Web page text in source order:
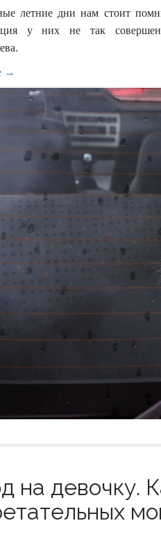
летние дни нам стоит
у них не так
→
на девочку.